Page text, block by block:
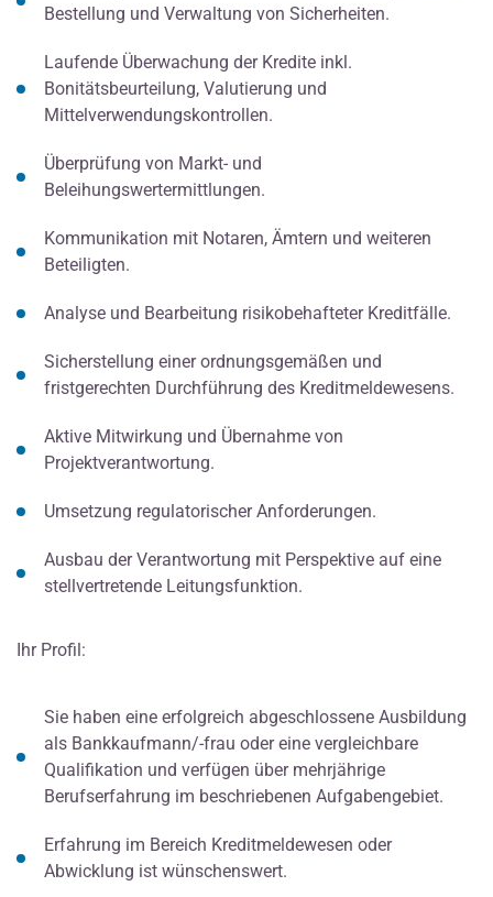
Bestellung und Verwaltung von Sicherheiten.
Laufende Überwachung der Kredite inkl.
Bonitätsbeurteilung, Valutierung und
Mittelverwendungskontrollen.
Überprüfung von Markt- und
Beleihungswertermittlungen.
Kommunikation mit Notaren, Ämtern und weiteren
Beteiligten.
Analyse und Bearbeitung risikobehafteter Kreditfälle.
Sicherstellung einer ordnungsgemäßen und
fristgerechten Durchführung des Kreditmeldewesens.
Aktive Mitwirkung und Übernahme von
Projektverantwortung.
Umsetzung regulatorischer Anforderungen.
Ausbau der Verantwortung mit Perspektive auf eine
stellvertretende Leitungsfunktion.
Ihr Profil:
Sie haben eine erfolgreich abgeschlossene Ausbildung
als Bankkaufmann/-frau oder eine vergleichbare
Qualifikation und verfügen über mehrjährige
Berufserfahrung im beschriebenen Aufgabengebiet.
Erfahrung im Bereich Kreditmeldewesen oder
Abwicklung ist wünschenswert.